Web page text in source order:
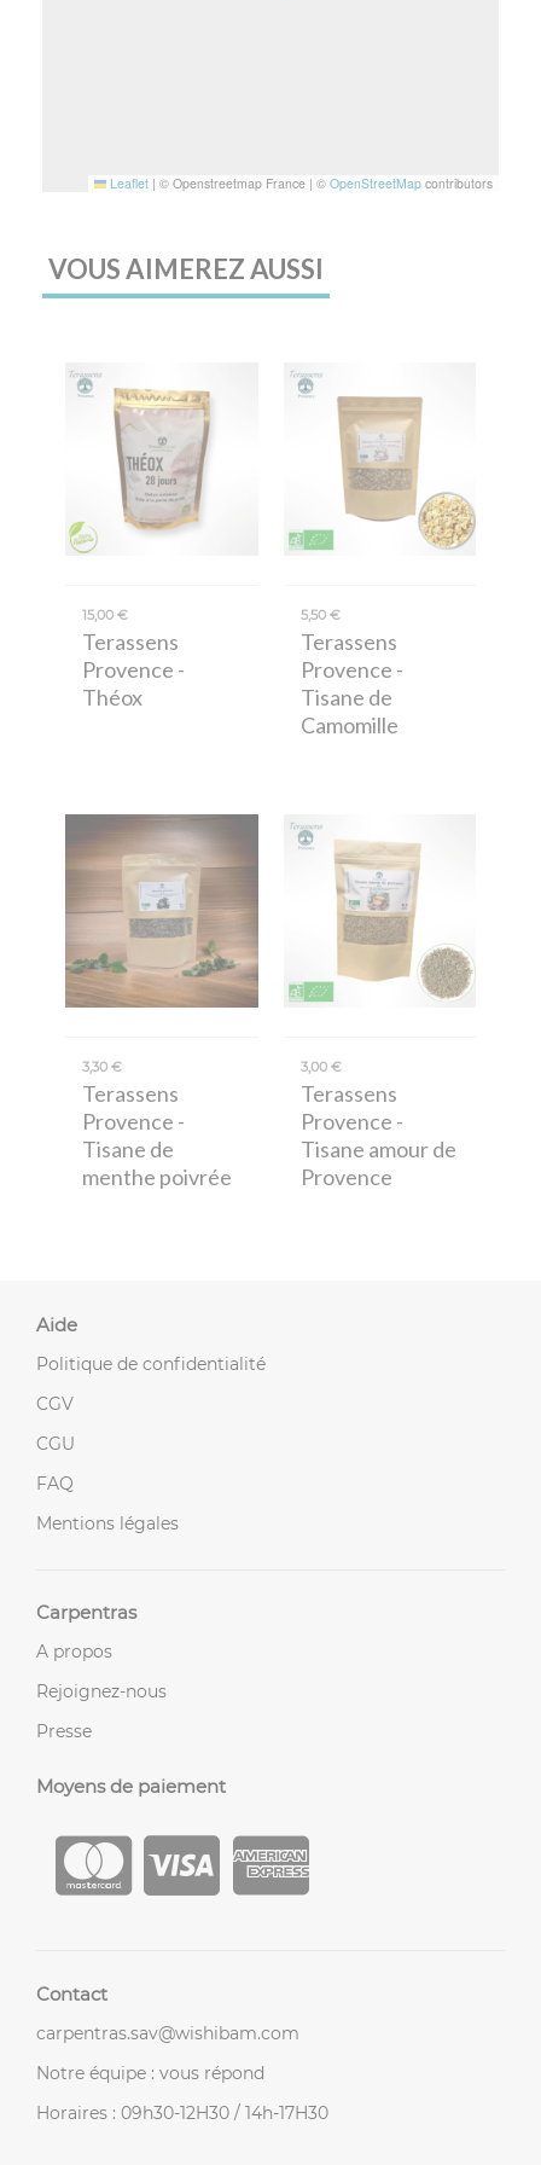
Leaflet | © Openstreetmap France | © OpenStreetMap contributors
VOUS AIMEREZ AUSSI
15,00 €
Terassens
Provence -
Théox
5,50 €
Terassens
Provence -
Tisane de
Camomille
3,30 €
Terassens
Provence -
Tisane de
menthe poivrée
3,00 €
Terassens
Provence -
Tisane amour de
Provence
Aide
Politique de confidentialité
CGV
CGU
FAQ
Mentions légales
Carpentras
A propos
Rejoignez-nous
Presse
Moyens de paiement
Contact
carpentras.sav@wishibam.com
Notre équipe : vous répond
Horaires : 09h30-12H30 / 14h-17H30